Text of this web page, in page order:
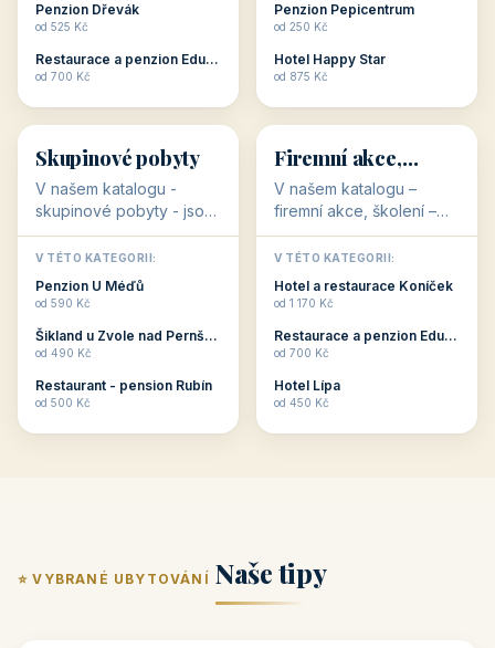
Romantické ...
Penzion Dřevák
od 525 Kč
Restaurace a penzion Eduard
od 700 Kč
Penzion Pepicentrum
od 250 Kč
Hotel Happy Star
od 875 Kč
👥
👥
32 objektů
Skupinové pobyty
V našem katalogu -
skupinové pobyty - jsou
pro Vás připraveny
objekty, které nabízí
ubytování skupin v
penzionech, hotelích a
Budete překva...
V TÉTO KATEGORII:
Penzion U Méďů
od 590 Kč
Šikland u Zvole nad Pernštejnem
od 490 Kč
Restaurant - pension Rubín
od 500 Kč
💼
💼
31 objektů
Firemní akce,
školení
V našem katalogu –
firemní akce, školení –
jsou pro Vás připraveny
objekty, které mají
zkušenosti pořádat i
menší firemní akce a
ob...
V TÉTO KATEGORII:
Hotel a restaurace Koníček
od 1 170 Kč
Restaurace a penzion Eduard
od 700 Kč
Hotel Lípa
od 450 Kč
⭐ VYBRANÉ UBYTOVÁNÍ Naše tipy